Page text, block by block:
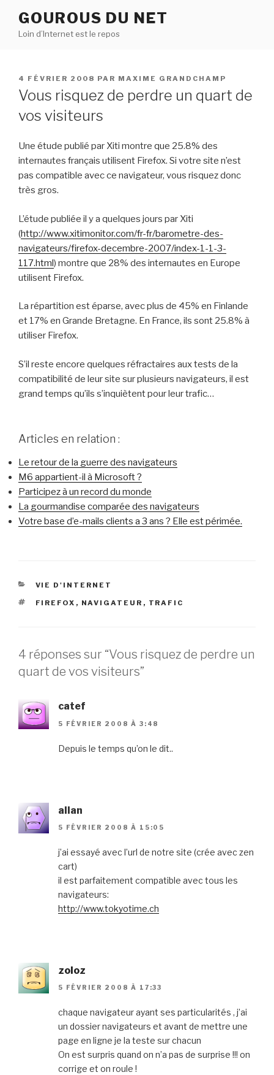
contenu
GOUROUS DU NET
Loin d’Internet est le repos
PUBLIÉ
LE
4 FÉVRIER 2008 PAR MAXIME GRANDCHAMP
Vous risquez de perdre un quart de
vos visiteurs
Une étude publié par Xiti montre que 25.8% des
internautes français utilisent Firefox. Si votre site n’est
pas compatible avec ce navigateur, vous risquez donc
très gros.
L’étude publiée il y a quelques jours par Xiti
(http://www.xitimonitor.com/fr-fr/barometre-des-
navigateurs/firefox-decembre-2007/index-1-1-3-
117.html) montre que 28% des internautes en Europe
utilisent Firefox.
La répartition est éparse, avec plus de 45% en Finlande
et 17% en Grande Bretagne. En France, ils sont 25.8% à
utiliser Firefox.
S’il reste encore quelques réfractaires aux tests de la
compatibilité de leur site sur plusieurs navigateurs, il est
grand temps qu’ils s’inquiètent pour leur trafic…
Articles en relation :
Le retour de la guerre des navigateurs
M6 appartient-il à Microsoft ?
Participez à un record du monde
La gourmandise comparée des navigateurs
Votre base d’e-mails clients a 3 ans ? Elle est périmée.
CATÉGORIES
VIE D'INTERNET
ÉTIQUETTES
FIREFOX , NAVIGATEUR , TRAFIC
4 réponses sur “Vous risquez de perdre un
quart de vos visiteurs”
catef
5 FÉVRIER 2008 À 3:48
Depuis le temps qu’on le dit..
allan
5 FÉVRIER 2008 À 15:05
j’ai essayé avec l’url de notre site (crée avec zen
cart)
il est parfaitement compatible avec tous les
navigateurs:
http://www.tokyotime.ch
zoloz
5 FÉVRIER 2008 À 17:33
chaque navigateur ayant ses particularités , j’ai
un dossier navigateurs et avant de mettre une
page en ligne je la teste sur chacun
On est surpris quand on n’a pas de surprise !!! on
corrige et on roule !